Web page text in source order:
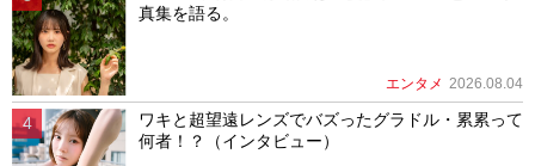
真集を語る。
エンタメ 2026.08.04
ワキと超望遠レンズでバズったグラドル・累累って
何者！？（インタビュー）